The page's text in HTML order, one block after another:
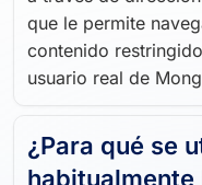
que le permite
contenido
usuario real de
¿Para qué se